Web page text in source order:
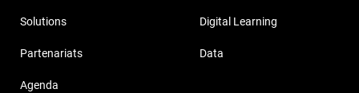
Solutions
Partenariats
Agenda
Digital Learning
Data